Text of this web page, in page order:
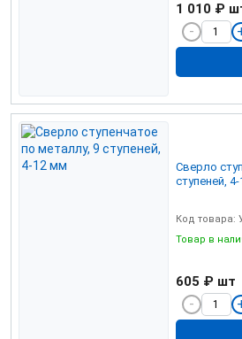
1 010 ₽
Сверло
ступеней,
Код товара:
Товар в
605 ₽ шт